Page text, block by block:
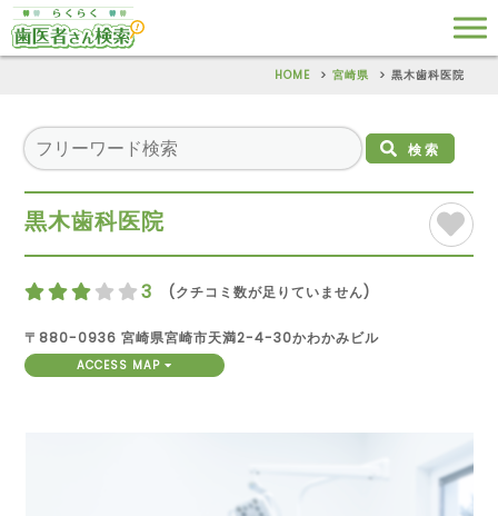
HOME 宮崎県 黒木歯科医院
検索
黒木歯科医院
3 (クチコミ数が足りていません)
〒880-0936 宮崎県宮崎市天満2-4-30かわかみビル
ACCESS MAP